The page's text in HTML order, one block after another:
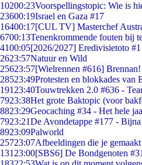
10200:23Voorspellingstopic: Wie is
23600:19Israel en Gaza #17
16400:17[CUL TV] Masterchef
6700:13Tenenkrommende fouten bij
4100:05[2026/2027] Eredivisietoto #1
2623:57Natuur en Wild
25623:57[Wielrennen #616] Brennan!
28523:49Protesten en blokkades van
191 23:40Touwtrekken 2.0 #636 -
7923:38Het grote Baktopic (voor
8823:29Geocaching #34 - Het hele
7923:21De Avondetappe #177 -
8923:09Palworld
25723:07Afbeeldingen die je
131 23:00[SBS6] De Bondgenoten